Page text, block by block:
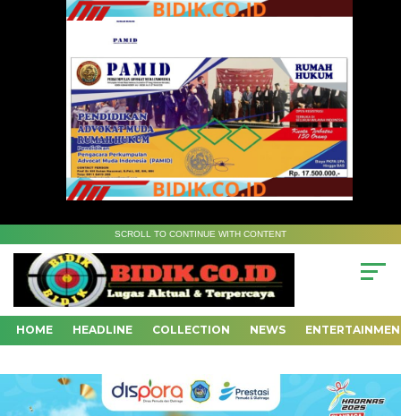
SCROLL TO CONTINUE WITH CONTENT
HOME HEADLINE COLLECTION NEWS